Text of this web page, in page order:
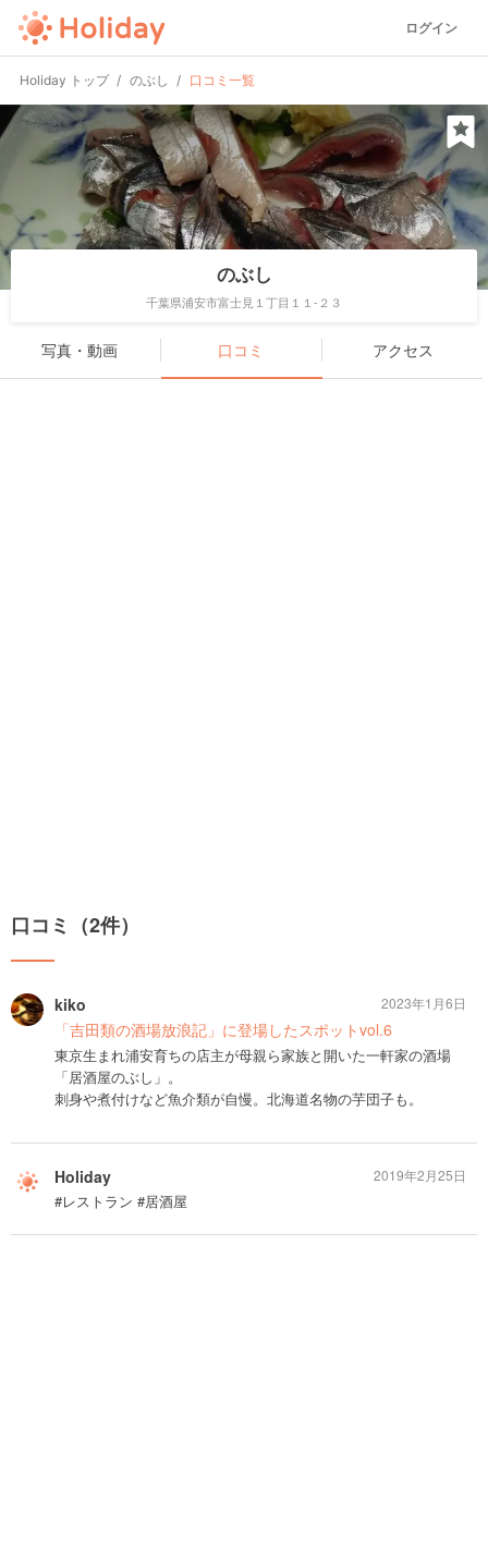
ログイン
Holiday トップ のぶし 口コミ一覧
のぶし
千葉県浦安市富士見１丁目１１-２３
写真・動画 口コミ アクセス
口コミ（2件）
kiko
「吉田類の酒場放浪記」に登場したスポットvol.6
東京生まれ浦安育ちの店主が母親ら家族と開いた一軒家の酒場
「居酒屋のぶし」。
刺身や煮付けなど魚介類が自慢。北海道名物の芋団子も。
2023年1月6日
Holiday
#レストラン #居酒屋
2019年2月25日